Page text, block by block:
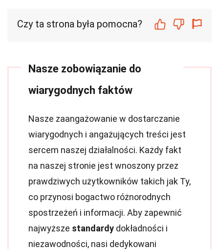
Czy ta strona była pomocna?
Nasze zobowiązanie do
wiarygodnych faktów
Nasze zaangażowanie w dostarczanie
wiarygodnych i angażujących treści jest
sercem naszej działalności. Każdy fakt
na naszej stronie jest wnoszony przez
prawdziwych użytkowników takich jak Ty,
co przynosi bogactwo różnorodnych
spostrzeżeń i informacji. Aby zapewnić
najwyższe standardy dokładności i
niezawodności, nasi dedykowani